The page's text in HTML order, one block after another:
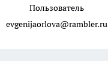
Пользователь
evgenijaorlova@rambler.ru